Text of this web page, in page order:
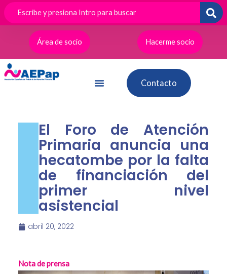
contenido
Área de socio
Hacerme socio
Contacto
El Foro de Atención
Primaria anuncia una
hecatombe por la falta
de financiación del
primer nivel
asistencial
abril 20, 2022
Nota de prensa